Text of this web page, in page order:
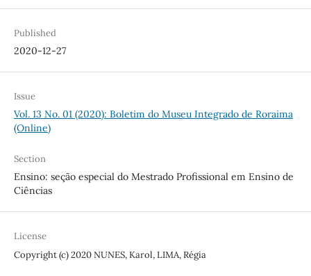
Published
2020-12-27
Issue
Vol. 13 No. 01 (2020): Boletim do Museu Integrado de Roraima
(Online)
Section
Ensino: seção especial do Mestrado Profissional em Ensino de
Ciências
License
Copyright (c) 2020 NUNES, Karol, LIMA, Régia